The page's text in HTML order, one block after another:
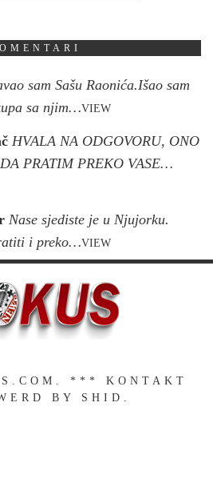
sam Sašu Raonića.Išao sam
sa njim…VIEW
HVALA NA ODGOVORU, ONO
PRATIM PREKO VASE…
Nase sjediste je u Njujorku.
i preko…VIEW
*** KONTAKT
BY SHID.